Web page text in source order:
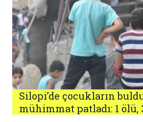
Silopi’de çocukların
mühimmat patladı: 1 ölü,